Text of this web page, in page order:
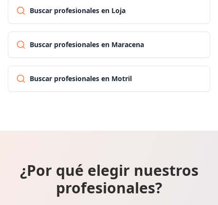
Buscar profesionales en Loja
Buscar profesionales en Maracena
Buscar profesionales en Motril
¿Por qué elegir nuestros
profesionales?